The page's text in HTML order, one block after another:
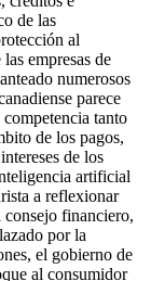
de las
al
empresas de
numerosos
parece
competencia tanto
de los pagos,
de los
artificial
a reflexionar
consejo financiero,
por la
el gobierno de
al consumidor